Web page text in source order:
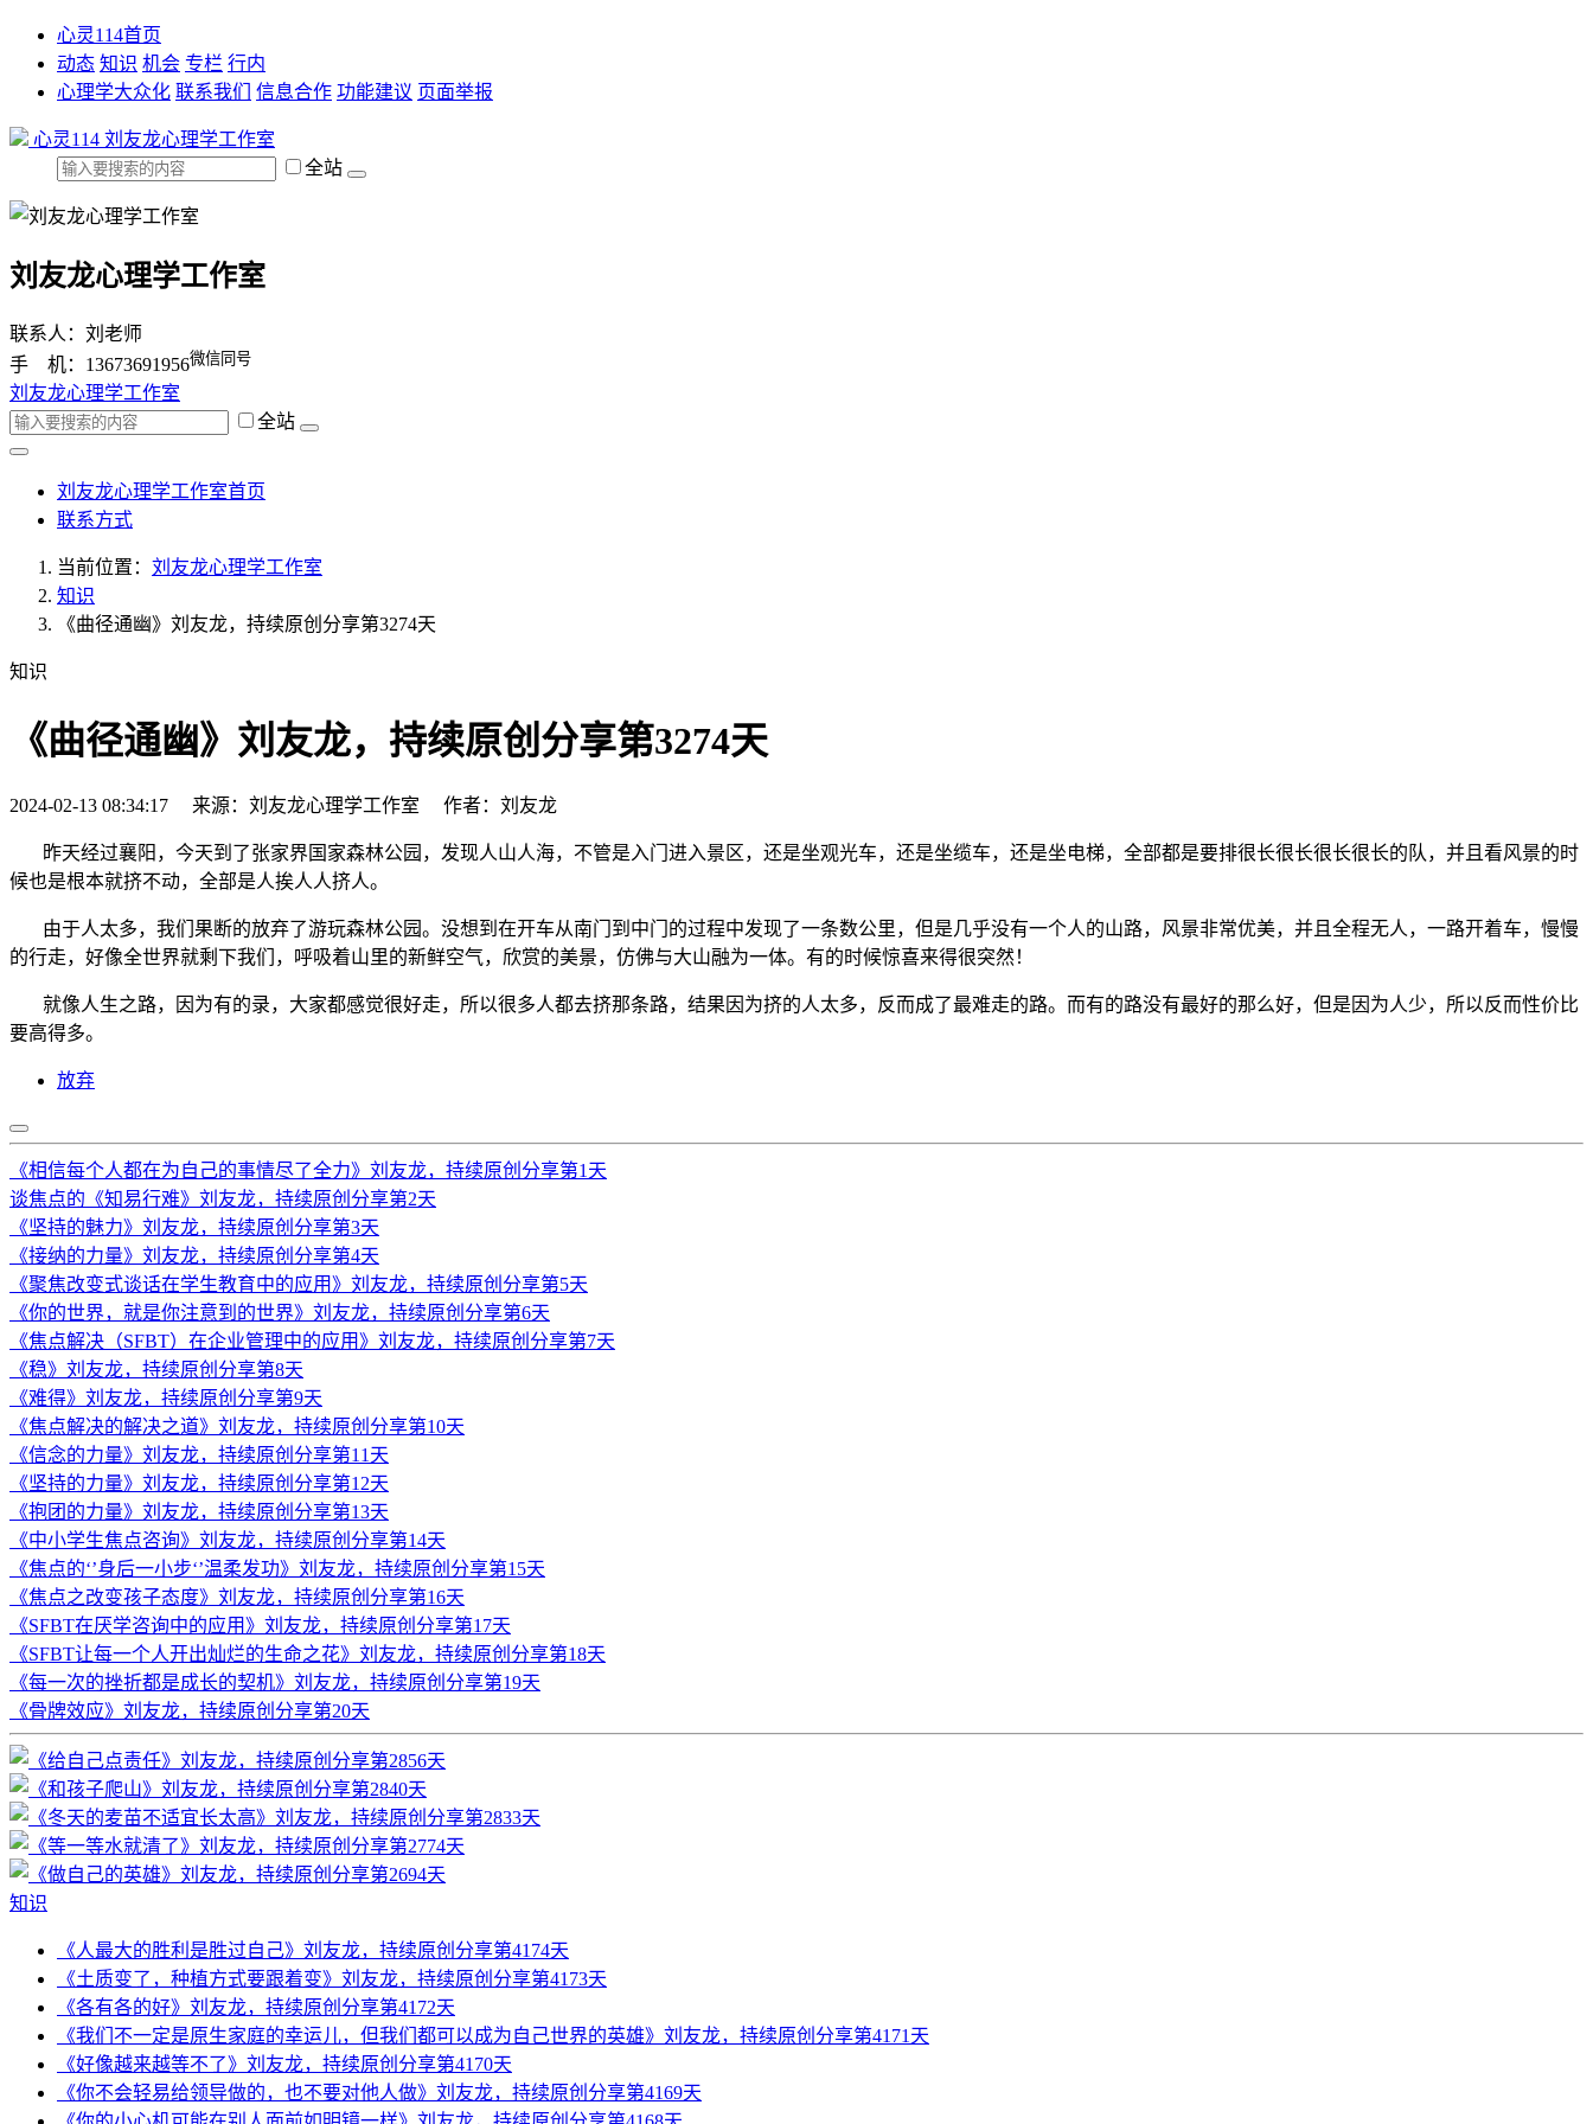
心灵114首页
动态 知识 机会 专栏 行内
心理学大众化 联系我们 信息合作 功能建议 页面举报
心灵114 刘友龙心理学工作室
全站
刘友龙心理学工作室
联系人：刘老师
手 机：13673691956微信同号
刘友龙心理学工作室
全站
刘友龙心理学工作室首页
联系方式
当前位置： 刘友龙心理学工作室
知识
《曲径通幽》刘友龙，持续原创分享第3274天
知识
《曲径通幽》刘友龙，持续原创分享第3274天
2024-02-13 08:34:17 来源：刘友龙心理学工作室 作者：刘友龙
昨天经过襄阳，今天到了张家界国家森林公园，发现人山人海，不管是入门进入景区，还是坐观光车，还是坐缆车，还是坐电梯，全部都是要排很长很长很长很长的队，并且看风景的时
候也是根本就挤不动，全部是人挨人人挤人。
由于人太多，我们果断的放弃了游玩森林公园。没想到在开车从南门到中门的过程中发现了一条数公里，但是几乎没有一个人的山路，风景非常优美，并且全程无人，一路开着车，慢慢
的行走，好像全世界就剩下我们，呼吸着山里的新鲜空气，欣赏的美景，仿佛与大山融为一体。有的时候惊喜来得很突然！
就像人生之路，因为有的录，大家都感觉很好走，所以很多人都去挤那条路，结果因为挤的人太多，反而成了最难走的路。而有的路没有最好的那么好，但是因为人少，所以反而性价比
要高得多。
放弃
《相信每个人都在为自己的事情尽了全力》刘友龙，持续原创分享第1天
谈焦点的《知易行难》刘友龙，持续原创分享第2天
《坚持的魅力》刘友龙，持续原创分享第3天
《接纳的力量》刘友龙，持续原创分享第4天
《聚焦改变式谈话在学生教育中的应用》刘友龙，持续原创分享第5天
《你的世界，就是你注意到的世界》刘友龙，持续原创分享第6天
《焦点解决（SFBT）在企业管理中的应用》刘友龙，持续原创分享第7天
《稳》刘友龙，持续原创分享第8天
《难得》刘友龙，持续原创分享第9天
《焦点解决的解决之道》刘友龙，持续原创分享第10天
《信念的力量》刘友龙，持续原创分享第11天
《坚持的力量》刘友龙，持续原创分享第12天
《抱团的力量》刘友龙，持续原创分享第13天
《中小学生焦点咨询》刘友龙，持续原创分享第14天
《焦点的‘’身后一小步‘’温柔发功》刘友龙，持续原创分享第15天
《焦点之改变孩子态度》刘友龙，持续原创分享第16天
《SFBT在厌学咨询中的应用》刘友龙，持续原创分享第17天
《SFBT让每一个人开出灿烂的生命之花》刘友龙，持续原创分享第18天
《每一次的挫折都是成长的契机》刘友龙，持续原创分享第19天
《骨牌效应》刘友龙，持续原创分享第20天
知识
《人最大的胜利是胜过自己》刘友龙，持续原创分享第4174天
《土质变了，种植方式要跟着变》刘友龙，持续原创分享第4173天
《各有各的好》刘友龙，持续原创分享第4172天
《我们不一定是原生家庭的幸运儿，但我们都可以成为自己世界的英雄》刘友龙，持续原创分享第4171天
《好像越来越等不了》刘友龙，持续原创分享第4170天
《你不会轻易给领导做的，也不要对他人做》刘友龙，持续原创分享第4169天